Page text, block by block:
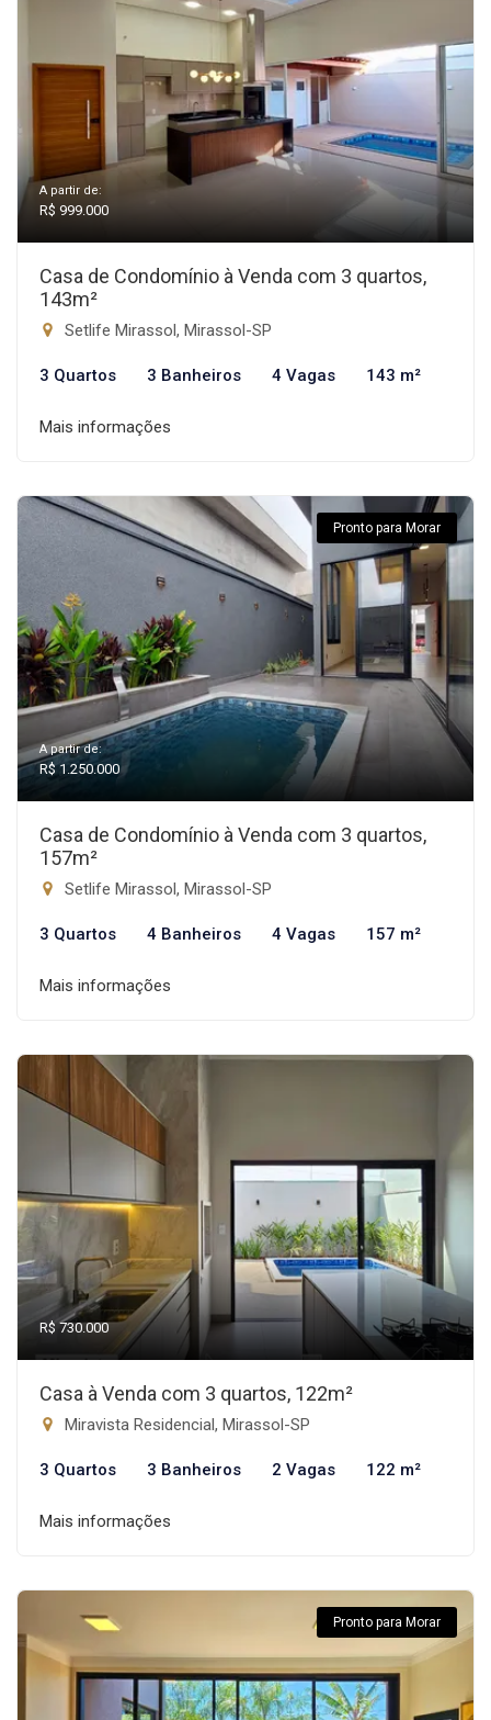
A partir de:
R$ 999.000
Casa de Condomínio à Venda com 3 quartos,
143m²
Setlife Mirassol, Mirassol-SP
3 Quartos 3 Banheiros 4 Vagas 143 m²
Mais informações
Pronto para Morar
A partir de:
R$ 1.250.000
Casa de Condomínio à Venda com 3 quartos,
157m²
Setlife Mirassol, Mirassol-SP
3 Quartos 4 Banheiros 4 Vagas 157 m²
Mais informações
R$ 730.000
Casa à Venda com 3 quartos, 122m²
Miravista Residencial, Mirassol-SP
3 Quartos 3 Banheiros 2 Vagas 122 m²
Mais informações
Pronto para Morar